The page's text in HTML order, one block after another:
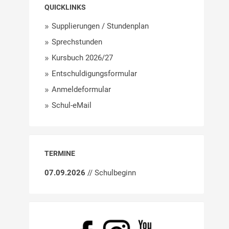
QUICKLINKS
Supplierungen / Stundenplan
Sprechstunden
Kursbuch 2026/27
Entschuldigungsformular
Anmeldeformular
Schul-eMail
TERMINE
07.09.2026 // Schulbeginn